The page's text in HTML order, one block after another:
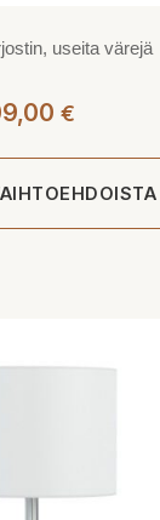
useita värejä
€
109,00 €